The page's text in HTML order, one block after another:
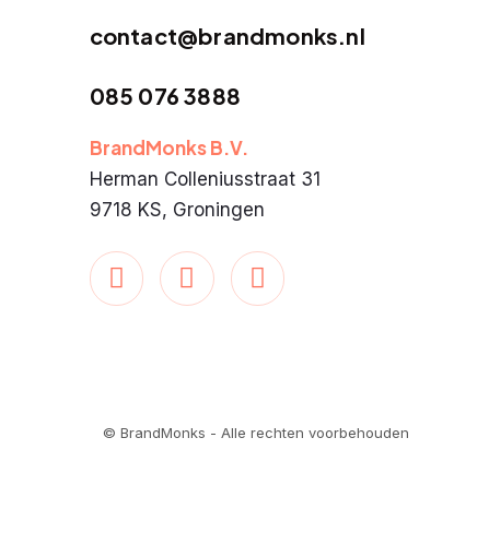
contact@brandmonks.nl
085 076 3888
BrandMonks B.V.
Herman Colleniusstraat 31
9718 KS, Groningen
© BrandMonks - Alle rechten voorbehouden